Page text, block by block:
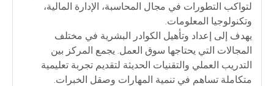
لتواكب التطورات في مجال المحاسبة، الإدارة المالية،
وتكنولوجيا المعلومات.
يهدف إلى إعداد وتأهيل الكوادر البشرية في مختلف
المجالات التي يحتاجها سوق العمل. يجمع المركز بين
التدريب العملي والتقنيات الحديثة لتقديم تجربة تعليمية
متكاملة تساهم في تنمية المهارات وصقل الخبرات.